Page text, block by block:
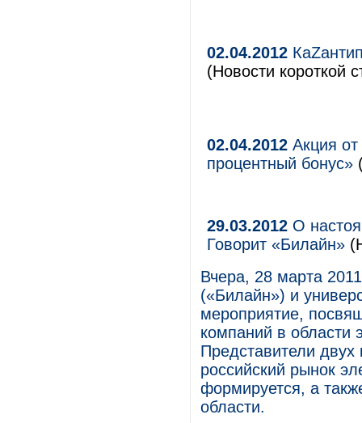
02.04.2012
(Новости короткой
02.04.2012 Акция
процентный бонус»
29.03.2012 О
Говорит «Билайн»
Вчера, 28 марта
(«Билайн») и
мероприятие,
компаний в области
Представители двух
российский рынок
формируется, а
области.